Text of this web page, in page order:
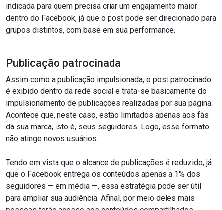
indicada para quem precisa criar um engajamento maior
dentro do Facebook, já que o post pode ser direcionado para
grupos distintos, com base em sua performance.
Publicação patrocinada
Assim como a publicação impulsionada, o post patrocinado
é exibido dentro da rede social e trata-se basicamente do
impulsionamento de publicações realizadas por sua página.
Acontece que, neste caso, estão limitados apenas aos fãs
da sua marca, isto é, seus seguidores. Logo, esse formato
não atinge novos usuários.
Tendo em vista que o alcance de publicações é reduzido, já
que o Facebook entrega os conteúdos apenas a 1% dos
seguidores — em média —, essa estratégia pode ser útil
para ampliar sua audiência. Afinal, por meio deles mais